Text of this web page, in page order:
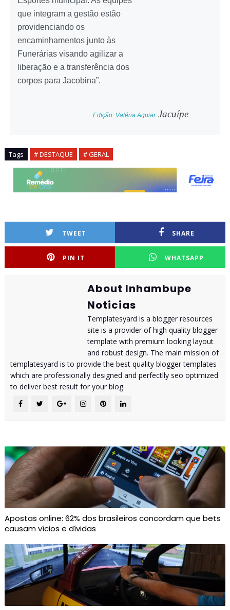
que integram a gestão estão
providenciando os
encaminhamentos junto às
Funerárias visando agilizar a
liberação e a transferência dos
corpos para Jacobina”.
Edição: Valéria AguiarJacuípe
Tags # DESTAQUE # GERAL
TWEET SHARE
PIN IT WHATSAPP
About Inhambupe
Noticias
Templatesyard is a blogger resources
site is a provider of high quality blogger
template with premium looking layout
and robust design. The main mission of
templatesyard is to provide the best quality blogger templates
which are professionally designed and perfectlly seo optimized
to deliver best result for your blog.
Apostas online: 62% dos brasileiros concordam que bets
causam vícios e dívidas